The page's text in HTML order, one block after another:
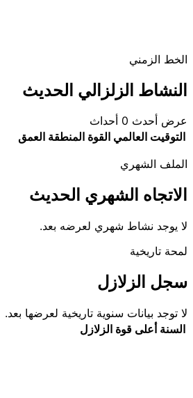
الخط الزمني
النشاط الزلزالي الحديث
عرض أحدث 0 أحداث
التوقيت العالمي القوة المنطقة العمق
الملف الشهري
الاتجاه الشهري الحديث
لا يوجد نشاط شهري لعرضه بعد.
لمحة تاريخية
سجل الزلازل
لا توجد بيانات سنوية تاريخية لعرضها بعد.
السنة أعلى قوة الزلازل